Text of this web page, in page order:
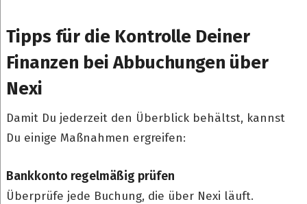
Tipps für die Kontrolle Deiner
Finanzen bei Abbuchungen über
Nexi
Damit Du jederzeit den Überblick behältst, kannst
Du einige Maßnahmen ergreifen:
Bankkonto regelmäßig prüfen
Überprüfe jede Buchung, die über Nexi läuft.